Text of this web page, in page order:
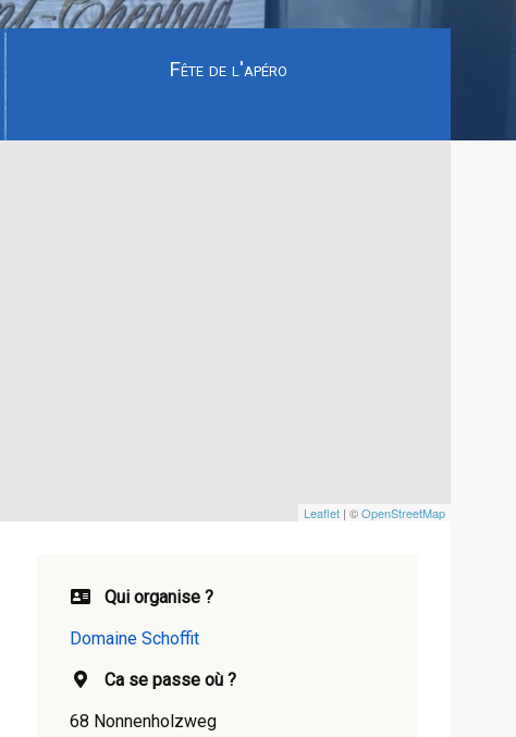
Fête de l'apéro
Leaflet | ©OpenStreetMap
Qui organise ?
Domaine Schoffit
Ca se passe où ?
68 Nonnenholzweg